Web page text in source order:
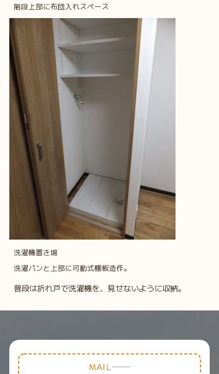
階段上部に布団入れスペース
洗濯機置き場
洗濯パンと上部に可動式棚板造作。
普段は折れ戸で洗濯機を、見せないように収納。
MAIL